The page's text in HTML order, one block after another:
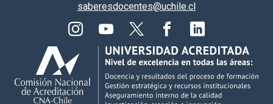
saberesdocentes@uchile.cl